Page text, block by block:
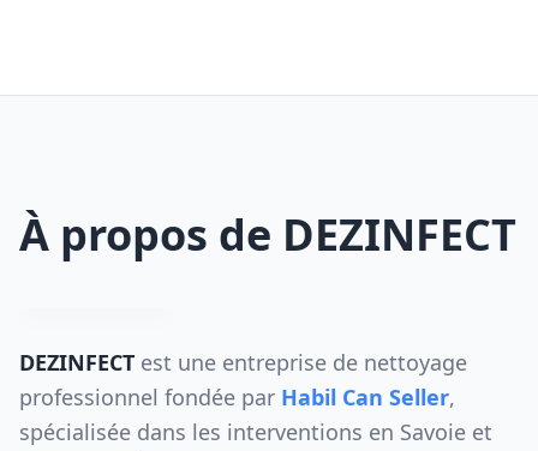
À propos de DEZINFECT
DEZINFECT est une entreprise de nettoyage
professionnel fondée par Habil Can Seller,
spécialisée dans les interventions en Savoie et